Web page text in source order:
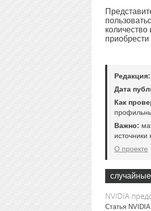
Редакция:
Дата
Как
Важно:
источники
О проекте
случайные
NVIDIA
Статья